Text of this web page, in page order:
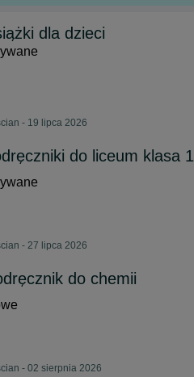
dla dzieci
- 19 lipca 2026
do liceum klasa 1
- 27 lipca 2026
do chemii
- 02 sierpnia 2026